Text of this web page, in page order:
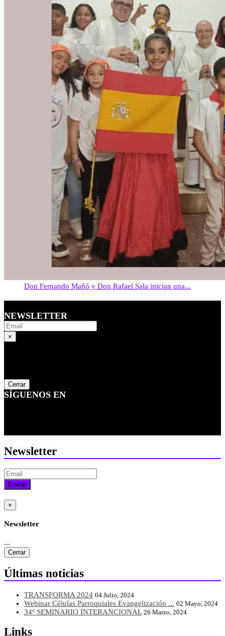
Don Fernando Mañó y Don Rafael Sala inician una...
NEWSLETTER
×
Cerrar
SÍGUENOS EN
Newsletter
Enviar
×
Newsletter
...
Cerrar
Últimas noticias
TRANSFORMA 2024 04 Julio, 2024
Webinar Células Parroquiales Evangelización ... 02 Mayo, 2024
34º SEMINARIO INTERANCIONAL 26 Marzo, 2024
Links